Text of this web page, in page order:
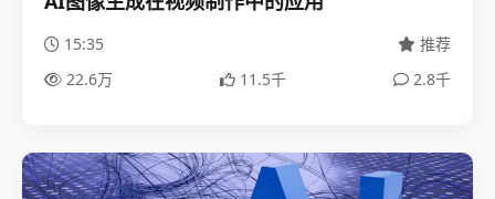
15:35
推荐
22.6万
11.5千 2.8千